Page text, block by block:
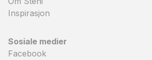
Inspirasjon
Sosiale medier
Facebook